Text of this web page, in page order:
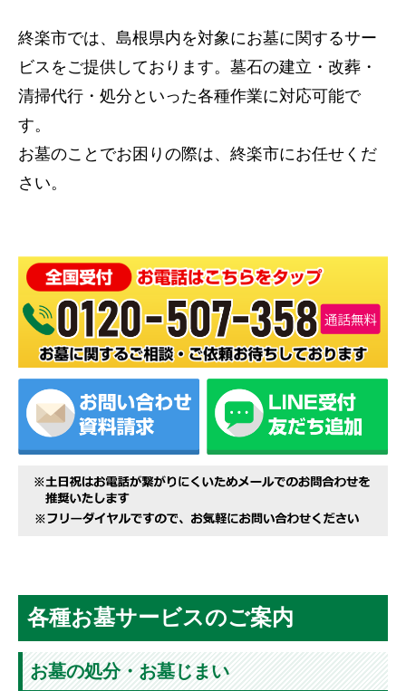
終楽市では、島根県内を対象にお墓に関するサー
ビスをご提供しております。墓石の建立・改葬・
清掃代行・処分といった各種作業に対応可能で
す。
お墓のことでお困りの際は、終楽市にお任せくだ
さい。
各種お墓サービスのご案内
お墓の処分・お墓じまい